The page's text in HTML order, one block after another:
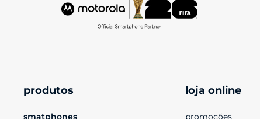
produtos
smatphones
loja online
promoções